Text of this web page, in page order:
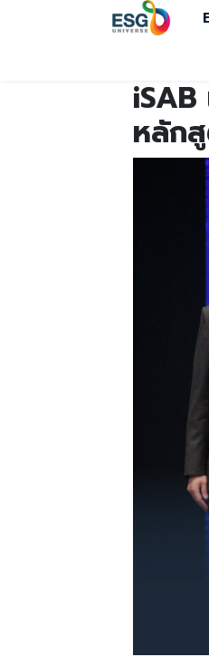
iSAB
หลัก